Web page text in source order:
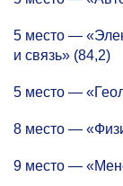
5 место —
и связь» (84,2)
5 место —
8 место —
9 место —